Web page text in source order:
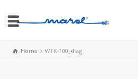
Home WTK-100_diag